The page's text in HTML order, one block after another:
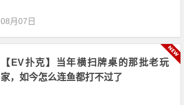
08月07日
【EV扑克】当年横扫牌桌的那批老玩
家，如今怎么连鱼都打不过了